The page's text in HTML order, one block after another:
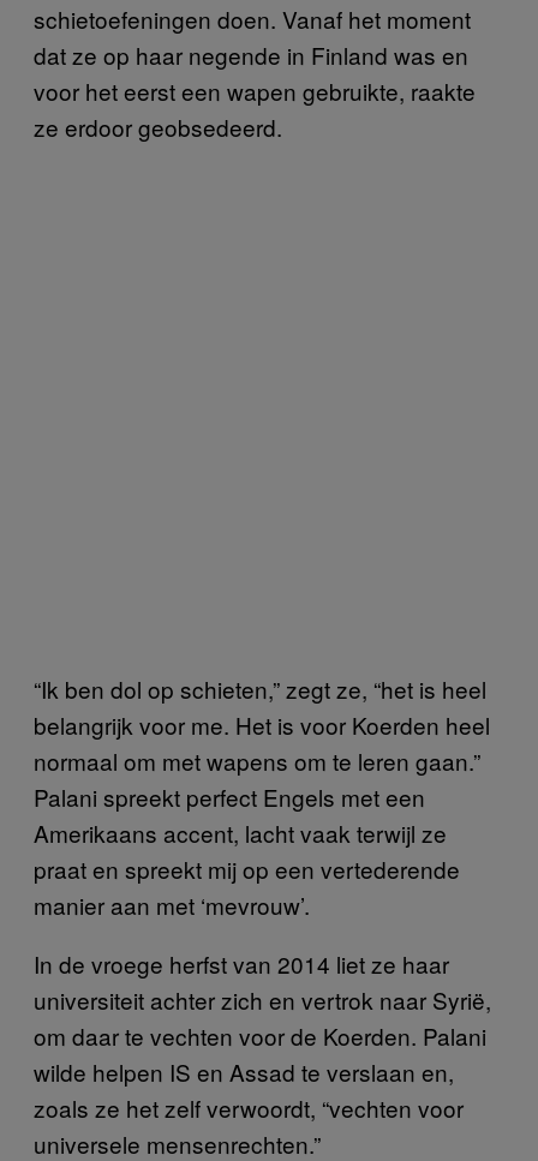
schietoefeningen doen. Vanaf het moment
dat ze op haar negende in Finland was en
voor het eerst een wapen gebruikte, raakte
ze erdoor geobsedeerd.
“Ik ben dol op schieten,” zegt ze, “het is heel
belangrijk voor me. Het is voor Koerden heel
normaal om met wapens om te leren gaan.”
Palani spreekt perfect Engels met een
Amerikaans accent, lacht vaak terwijl ze
praat en spreekt mij op een vertederende
manier aan met ‘mevrouw’.
In de vroege herfst van 2014 liet ze haar
universiteit achter zich en vertrok naar Syrië,
om daar te vechten voor de Koerden. Palani
wilde helpen IS en Assad te verslaan en,
zoals ze het zelf verwoordt, “vechten voor
universele mensenrechten.”